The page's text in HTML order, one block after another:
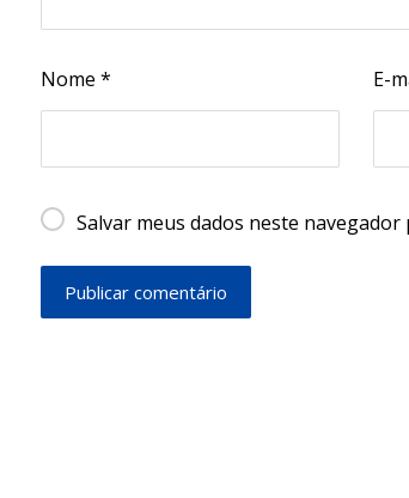
Nome * E-
Salvar meus dados neste
Publicar comentário